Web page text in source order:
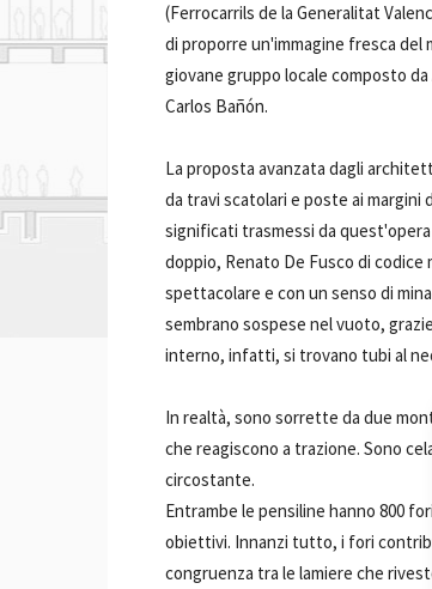
(Ferrocarrils de la Generalitat
di proporre un'immagine fresca
giovane gruppo locale composto
Carlos Bañón.
La proposta avanzata dagli
da travi scatolari e poste ai margini
significati trasmessi da
doppio, Renato De Fusco di
spettacolare e con un senso di
sembrano sospese nel vuoto,
interno, infatti, si trovano tubi al
In realtà, sono sorrette da due
che reagiscono a trazione. Sono
circostante.
Entrambe le pensiline hanno 800
obiettivi. Innanzi tutto, i fori
congruenza tra le lamiere che